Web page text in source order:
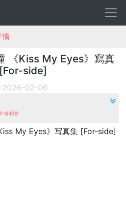
情
《Kiss My Eyes》寫真
side]
:2026-02-06
side